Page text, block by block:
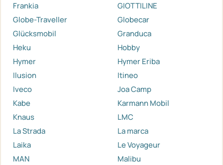
Frankia
GIOTTILINE
Globe-Traveller
Globecar
Glücksmobil
Granduca
Heku
Hobby
Hymer
Hymer Eriba
Ilusion
Itineo
Iveco
Joa Camp
Kabe
Karmann Mobil
Knaus
LMC
La Strada
La marca
Laika
Le Voyageur
MAN
Malibu